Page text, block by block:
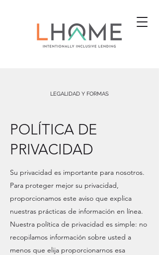
LEGALIDAD Y FORMAS
POLÍTICA DE
PRIVACIDAD
Su privacidad es importante para nosotros.
Para proteger mejor su privacidad,
proporcionamos este aviso que explica
nuestras prácticas de información en línea.
Nuestra política de privacidad es simple: no
recopilamos información sobre usted a
menos que elija proporcionarnos esa